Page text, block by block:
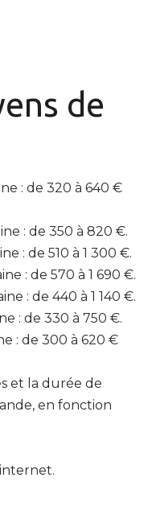
de
: de 320 à 640 €
: de 350 à 820 €.
: de 510 à 1 300 €.
: de 570 à 1 690 €.
: de 440 à 1 140 €.
: de 330 à 750 €.
: de 300 à 620 €
et la durée de
en fonction